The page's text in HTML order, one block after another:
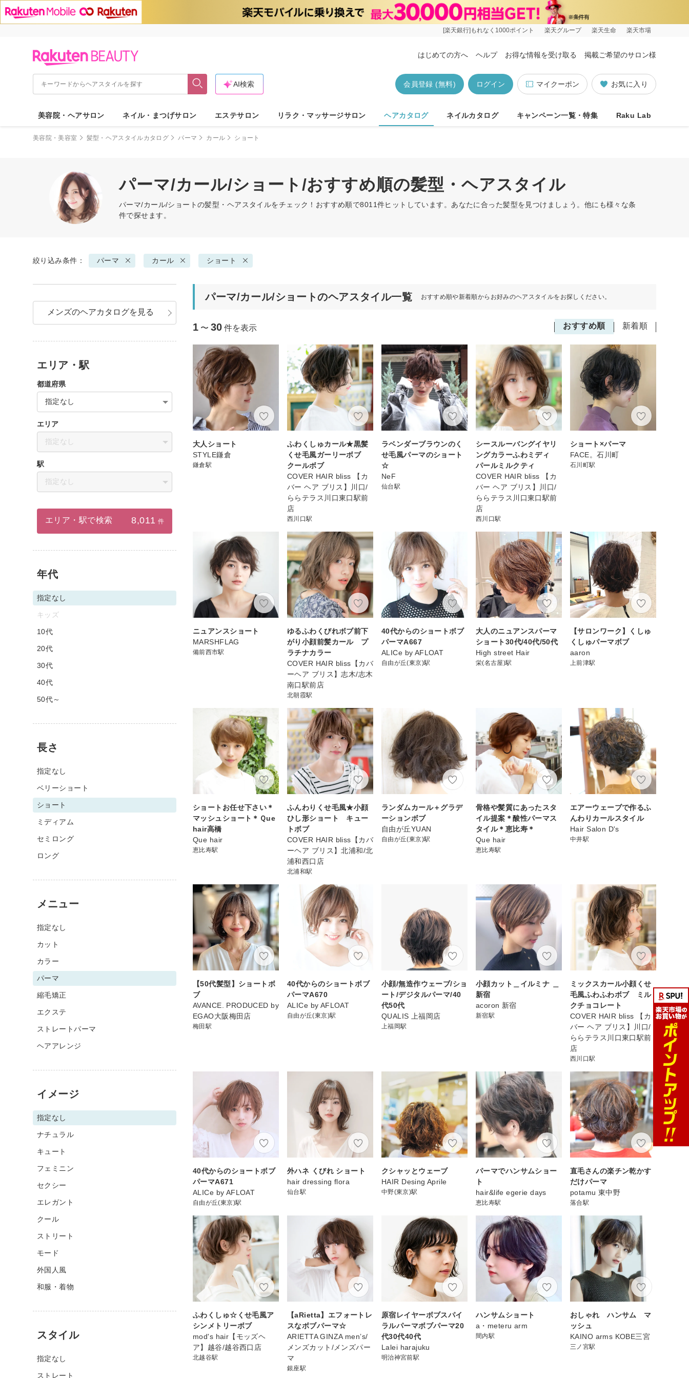
[楽天銀行]もれなく1000ポイント 楽天グループ 楽天生命 楽天市場
はじめての方へ ヘルプ お得な情報を受け取る 掲載ご希望のサロン様
お気に入り
マイクーポン
ログイン
会員登録 (無料)
AI検索
美容院・ヘアサロン ネイル・まつげサロン エステサロン リラク・マッサージサロン ヘアカタログ ネイルカタログ キャンペーン一覧・特集 Raku Lab
美容院・美容室 髪型・ヘアスタイルカタログ パーマ カール ショート
パーマ/カール/ショート/おすすめ順の髪型・ヘアスタイル
パーマ/カール/ショートの髪型・ヘアスタイルをチェック！おすすめ順で8011件ヒットしています。あなたに合った髪型を見つけましょう。他にも様々な条
件で探せます。
絞り込み条件： パーマ カール ショート
パーマ/カール/ショートのヘアスタイル一覧 おすすめ順や新着順からお好みのヘアスタイルをお探しください。
おすすめ順 新着順
1 〜 30 件を表示
大人ショート
STYLE鎌倉
鎌倉駅
ふわくしゅカール★黒髪
くせ毛風ガーリーボブ
クールボブ
COVER HAIR bliss 【カ
バー ヘア ブリス】川口/
ららテラス川口東口駅前
店
西川口駅
ラベンダーブラウンのく
せ毛風パーマのショート
☆
NeF
仙台駅
シースルーバングイヤリ
ングカラーふわミディ
パールミルクティ
COVER HAIR bliss 【カ
バー ヘア ブリス】川口/
ららテラス川口東口駅前
店
西川口駅
ショート×パーマ
FACE。石川町
石川町駅
ニュアンスショート
MARSHFLAG
備前西市駅
ゆるふわくびれボブ前下
がり小顔前髪カール プ
ラチナカラー
COVER HAIR bliss【カバ
ーヘア ブリス】志木/志木
南口駅前店
北朝霞駅
40代からのショートボブ
パーマA667
ALICe by AFLOAT
自由が丘(東京)駅
大人のニュアンスパーマ
ショート30代/40代/50代
High street Hair
栄(名古屋)駅
【サロンワーク】くしゅ
くしゅパーマボブ
aaron
上前津駅
ショートお任せ下さい＊
マッシュショート＊Ｑue
hair高橋
Que hair
恵比寿駅
ふんわりくせ毛風★小顔
ひし形ショート キュー
トボブ
COVER HAIR bliss【カバ
ーヘア ブリス】北浦和/北
浦和西口店
北浦和駅
ランダムカール＋グラデ
ーションボブ
自由が丘YUAN
自由が丘(東京)駅
骨格や髪質にあったスタ
イル提案＊酸性パーマス
タイル＊恵比寿＊
Que hair
恵比寿駅
エアーウェーブで作るふ
んわりカールスタイル
Hair Salon D's
中井駅
【50代髪型】ショートボ
ブ
AVANCE. PRODUCED by
EGAO大阪梅田店
梅田駅
40代からのショートボブ
パーマA670
ALICe by AFLOAT
自由が丘(東京)駅
小顔/無造作ウェーブ/ショ
ート/デジタルパーマ/40
代50代
QUALIS 上福岡店
上福岡駅
小顔カット＿イルミナ ＿
新宿
acoron 新宿
新宿駅
ミックスカール小顔くせ
毛風ふわふわボブ ミル
クチョコレート
COVER HAIR bliss 【カ
バー ヘア ブリス】川口/
ららテラス川口東口駅前
店
西川口駅
40代からのショートボブ
パーマA671
ALICe by AFLOAT
自由が丘(東京)駅
外ハネ くびれ ショート
hair dressing flora
仙台駅
クシャッとウェーブ
HAIR Desing Aprile
中野(東京)駅
パーマでハンサムショー
ト
hair&life egerie days
恵比寿駅
直毛さんの楽チン乾かす
だけパーマ
potamu 東中野
落合駅
ふわくしゅ☆くせ毛風ア
シンメトリーボブ
mod's hair【モッズヘ
ア】越谷/越谷西口店
北越谷駅
【aRietta】エフォートレ
スなボブパーマ☆
ARIETTA GINZA men’s/
メンズカット/メンズパー
マ
銀座駅
原宿レイヤーボブスパイ
ラルパーマボブパーマ20
代30代40代
Lalei harajuku
明治神宮前駅
ハンサムショート
a・meteru arm
間内駅
おしゃれ ハンサム マ
ッシュ
KAINO arms KOBE三宮
三ノ宮駅
メンズのヘアカタログを見る
エリア・駅
都道府県
指定なし
エリア
指定なし
駅
指定なし
エリア・駅で検索 8,011 件
年代
指定なし
キッズ
10代
20代
30代
40代
50代～
長さ
指定なし
ベリーショート
ショート
ミディアム
セミロング
ロング
メニュー
指定なし
カット
カラー
パーマ
縮毛矯正
エクステ
ストレートパーマ
ヘアアレンジ
イメージ
指定なし
ナチュラル
キュート
フェミニン
セクシー
エレガント
クール
ストリート
モード
外国人風
和服・着物
スタイル
指定なし
ストレート